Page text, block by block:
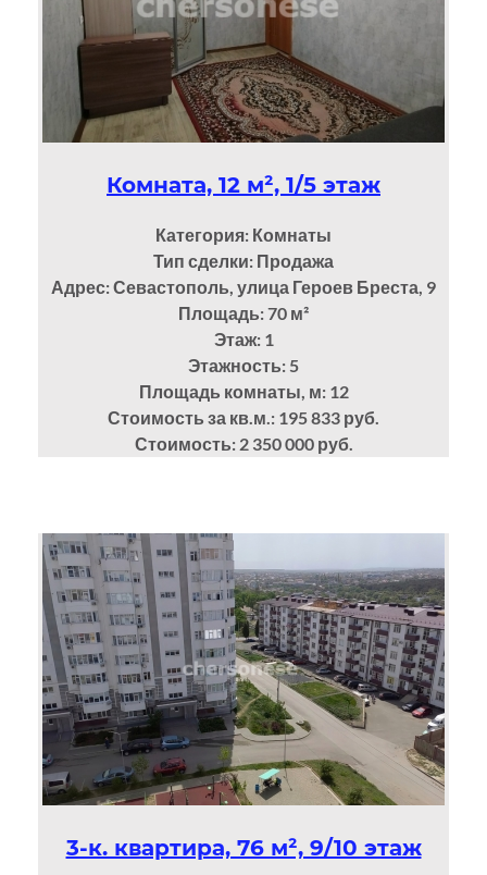
Комната, 12 м², 1/5 этаж
Категория: Комнаты
Тип сделки: Продажа
Адрес: Севастополь, улица Героев Бреста, 9
Площадь: 70 м²
Этаж: 1
Этажность: 5
Площадь комнаты, м: 12
Стоимость за кв.м.: 195 833 руб.
Стоимость: 2 350 000 руб.
3-к. квартира, 76 м², 9/10 этаж